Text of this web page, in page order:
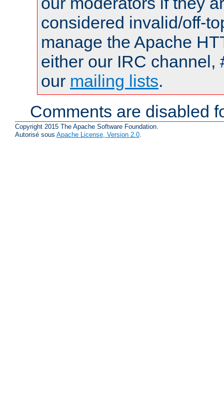
considered invalid/off-
manage the Apache
either our IRC channel,
our mailing lists.
Comments are disabled
Copyright 2015 The Apache Software Foundation.
Autorisé sous Apache License, Version 2.0.